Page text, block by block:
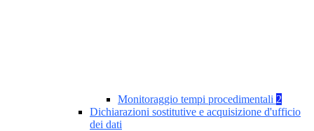
Monitoraggio tempi procedimentali 2
Dichiarazioni sostitutive e acquisizione d'ufficio
dei dati